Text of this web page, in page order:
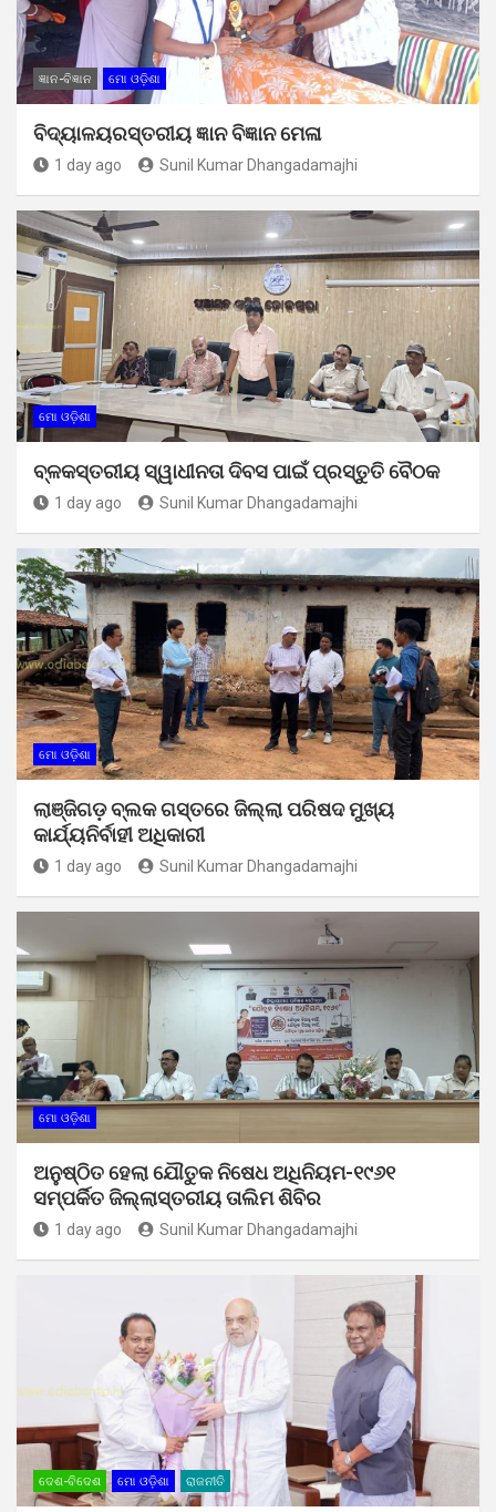
ଜ୍ଞାନ-ବିଜ୍ଞାନ ମୋ ଓଡ଼ିଶା
ବିଦ୍ୟାଳୟରସ୍ତରୀୟ ଜ୍ଞାନ ବିଜ୍ଞାନ ମେଳା
1 day ago Sunil Kumar Dhangadamajhi
ମୋ ଓଡ଼ିଶା
ବ୍ଳକସ୍ତରୀୟ ସ୍ୱାଧୀନତା ଦିବସ ପାଇଁ ପ୍ରସ୍ତୁତି ବୈଠକ
1 day ago Sunil Kumar Dhangadamajhi
ମୋ ଓଡ଼ିଶା
ଲାଞ୍ଜିଗଡ଼ ବ୍ଲକ ଗସ୍ତରେ ଜିଲ୍ଲା ପରିଷଦ ମୁଖ୍ୟ
କାର୍ଯ୍ୟନିର୍ବାହୀ ଅଧିକାରୀ
1 day ago Sunil Kumar Dhangadamajhi
ମୋ ଓଡ଼ିଶା
ଅନୁଷ୍ଠିତ ହେଲା ଯୌତୁକ ନିଷେଧ ଅଧିନିୟମ-୧୯୬୧
ସମ୍ପର୍କିତ ଜିଲ୍ଲାସ୍ତରୀୟ ତାଲିମ ଶିବିର
1 day ago Sunil Kumar Dhangadamajhi
ଦେଶ-ବିଦେଶ ମୋ ଓଡ଼ିଶା ରାଜନୀତି